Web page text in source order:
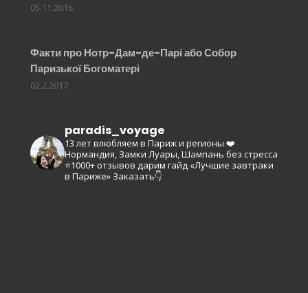
05.11.2016
Факти про Нотр-Дам-де-Парі або Собор
Паризької Богоматері
02.2.2017
paradis_voyage
13 лет влюбляем в Париж и регионы ❤️
Нормандия, Замки Луары, Шампань без стресса
⭐️1000+ отзывов дарим гайд «Лучшие завтраки
в Париже» Заказать👇